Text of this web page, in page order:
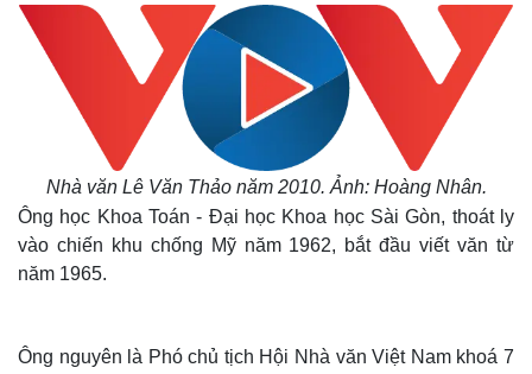
Nhà văn Lê Văn Thảo năm 2010. Ảnh: Hoàng Nhân.
Ông học Khoa Toán - Đại học Khoa học Sài Gòn, thoát ly
vào chiến khu chống Mỹ năm 1962, bắt đầu viết văn từ
năm 1965.
Ông nguyên là Phó chủ tịch Hội Nhà văn Việt Nam khoá 7